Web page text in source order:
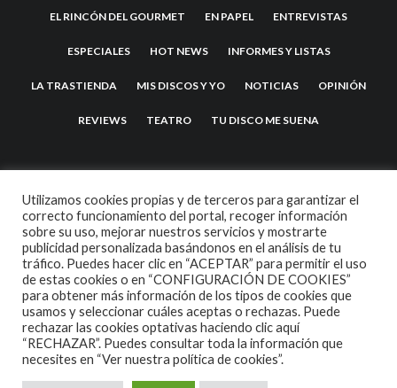
EL RINCÓN DEL GOURMET EN PAPEL ENTREVISTAS
ESPECIALES HOT NEWS INFORMES Y LISTAS
LA TRASTIENDA MIS DISCOS Y YO NOTICIAS OPINIÓN
REVIEWS TEATRO TU DISCO ME SUENA
2007 COPYRIGHT -CODETIPITHEME
Utilizamos cookies propias y de terceros para garantizar el
correcto funcionamiento del portal, recoger información
sobre su uso, mejorar nuestros servicios y mostrarte
publicidad personalizada basándonos en el análisis de tu
tráfico. Puedes hacer clic en “ACEPTAR” para permitir el uso
de estas cookies o en “CONFIGURACIÓN DE COOKIES”
para obtener más información de los tipos de cookies que
usamos y seleccionar cuáles aceptas o rechazas. Puede
rechazar las cookies optativas haciendo clic aquí
“RECHAZAR”. Puedes consultar toda la información que
necesites en “Ver nuestra política de cookies”.